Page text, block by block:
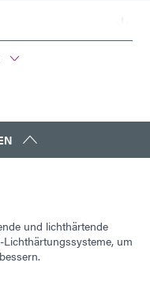
und lichthärtende
um